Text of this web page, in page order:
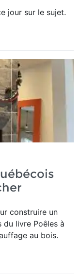
jour sur le sujet.
construire un
du livre Poêles à
au bois.